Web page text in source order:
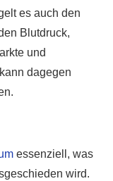
es auch den
Blutdruck,
und
dagegen
essenziell, was
wird.